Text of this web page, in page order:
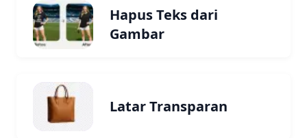
Hapus Teks dari
Gambar
Latar Transparan